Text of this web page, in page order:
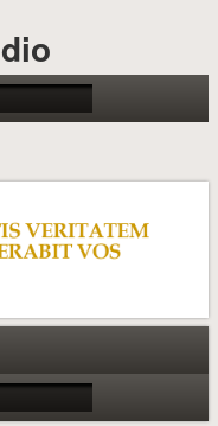
w
Docenta Józefa